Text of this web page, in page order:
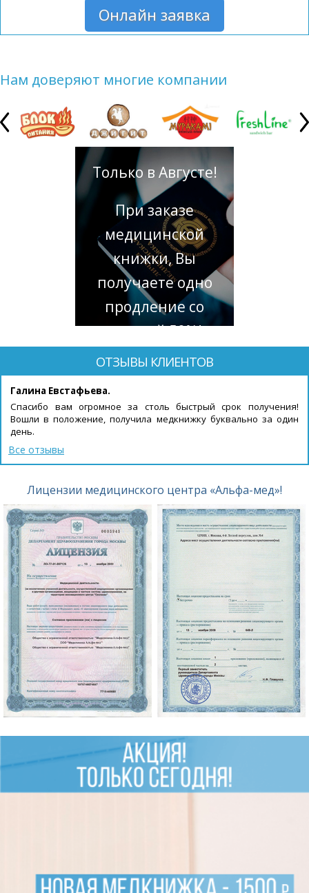
Онлайн заявка
Нам доверяют многие компании
Только в Августе!
При заказе
медицинской
книжки, Вы
получаете одно
продление со
скидкой 50%!
ОТЗЫВЫ КЛИЕНТОВ
Галина Евстафьева.
Спасибо вам огромное за столь быстрый срок получения!
Вошли в положение, получила медкнижку буквально за один
день.
Все отзывы
Лицензии медицинского центра «Альфа-мед»!